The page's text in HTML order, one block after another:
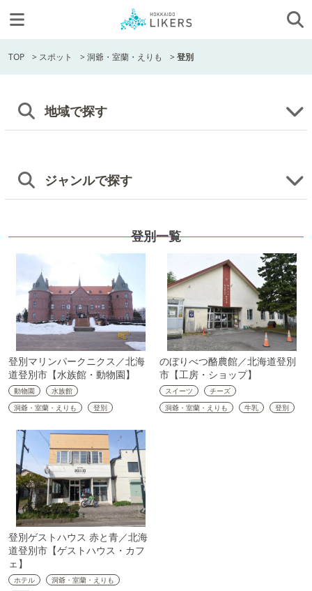
TOP > スポット >洞爺・室蘭・えりも >登別
地域で探す
ジャンルで探す
登別一覧
登別マリンパークニクス／北海
道登別市【水族館・動物園】
動物園
水族館
洞爺・室蘭・えりも
登別
のぼりべつ酪農館／北海道登別
市【工房・ショップ】
スイーツ
チーズ
洞爺・室蘭・えりも
牛乳 登別
登別ゲストハウス 赤と青／北海
道登別市【ゲストハウス・カフ
ェ】
ホテル
洞爺・室蘭・えりも